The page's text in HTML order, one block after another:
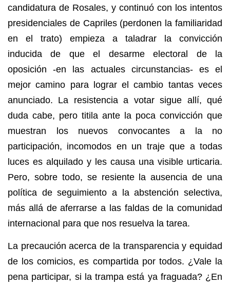
candidatura de Rosales, y continuó con los intentos
presidenciales de Capriles (perdonen la familiaridad
en el trato) empieza a taladrar la convicción
inducida de que el desarme electoral de la
oposición -en las actuales circunstancias- es el
mejor camino para lograr el cambio tantas veces
anunciado. La resistencia a votar sigue allí, qué
duda cabe, pero titila ante la poca convicción que
muestran los nuevos convocantes a la no
participación, incomodos en un traje que a todas
luces es alquilado y les causa una visible urticaria.
Pero, sobre todo, se resiente la ausencia de una
política de seguimiento a la abstención selectiva,
más allá de aferrarse a las faldas de la comunidad
internacional para que nos resuelva la tarea.
La precaución acerca de la transparencia y equidad
de los comicios, es compartida por todos. ¿Vale la
pena participar, si la trampa está ya fraguada? ¿En